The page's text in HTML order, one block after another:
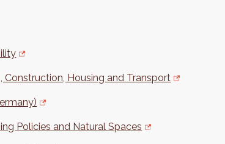
Housing and Transport
Policies and Natural Spaces